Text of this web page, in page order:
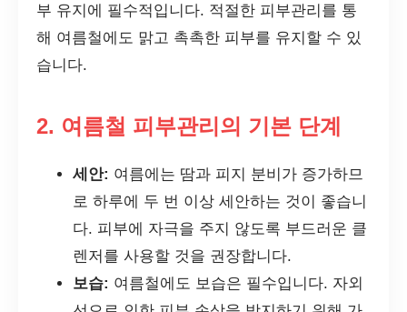
부 유지에 필수적입니다. 적절한 피부관리를 통
해 여름철에도 맑고 촉촉한 피부를 유지할 수 있
습니다.
2. 여름철 피부관리의 기본 단계
세안: 여름에는 땀과 피지 분비가 증가하므
로 하루에 두 번 이상 세안하는 것이 좋습니
다. 피부에 자극을 주지 않도록 부드러운 클
렌저를 사용할 것을 권장합니다.
보습: 여름철에도 보습은 필수입니다. 자외